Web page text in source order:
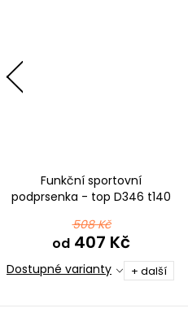
Funkční sportovní
podprsenka - top D346 t140
508 Kč
od 407 Kč
Dostupné varianty + další